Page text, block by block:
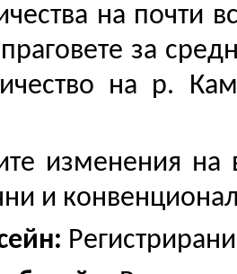
на почти
за
на р.
изменения
и